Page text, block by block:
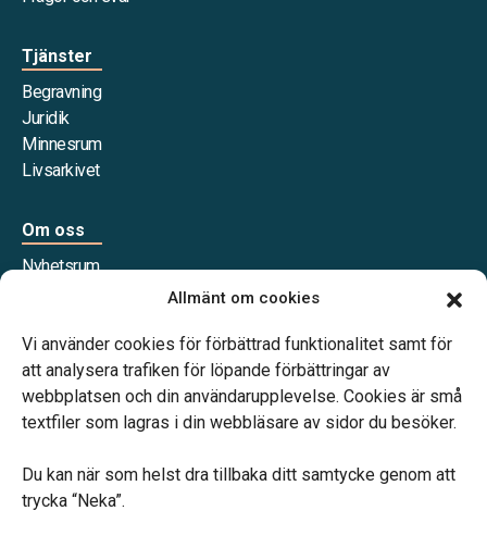
Allmänt om cookies
Vi använder cookies för förbättrad funktionalitet samt för
att analysera trafiken för löpande förbättringar av
webbplatsen och din användarupplevelse. Cookies är små
textfiler som lagras i din webbläsare av sidor du besöker.
Du kan när som helst dra tillbaka ditt samtycke genom att
trycka “Neka”.
Tjänster
Begravning
Juridik
Minnesrum
Livsarkivet
Om oss
Nyhetsrum
Våra samarbetspartners
familjejuridiken – genom hela livet.